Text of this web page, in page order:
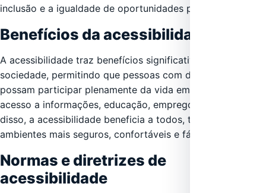
inclusão e a igualdade de oportunidades para todos.
Benefícios da acessibilidade
A acessibilidade traz benefícios significativos para a
sociedade, permitindo que pessoas com deficiência
possam participar plenamente da vida em sociedade, ter
acesso a informações, educação, emprego e lazer. Além
disso, a acessibilidade beneficia a todos, tornando os
ambientes mais seguros, confortáveis e fáceis de usar.
Normas e diretrizes de
acessibilidade